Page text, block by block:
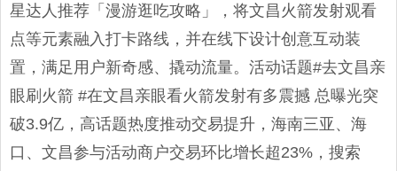
星达人推荐「漫游逛吃攻略」，将文昌火箭发射观看
点等元素融入打卡路线，并在线下设计创意互动装
置，满足用户新奇感、撬动流量。活动话题#去文昌亲
眼刷火箭 #在文昌亲眼看火箭发射有多震撼 总曝光突
破3.9亿，高话题热度推动交易提升，海南三亚、海
口、文昌参与活动商户交易环比增长超23%，搜索